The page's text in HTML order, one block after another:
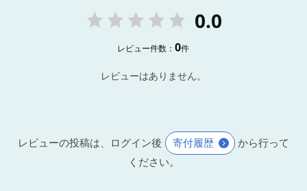
0.0
レビュー件数：0件
レビューはありません。
レビューの投稿は、ログイン後 寄付履歴
から行って
ください。